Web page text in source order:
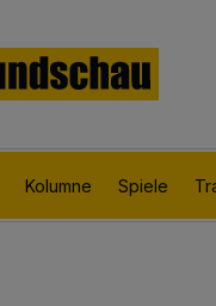
Kolumne Spiele